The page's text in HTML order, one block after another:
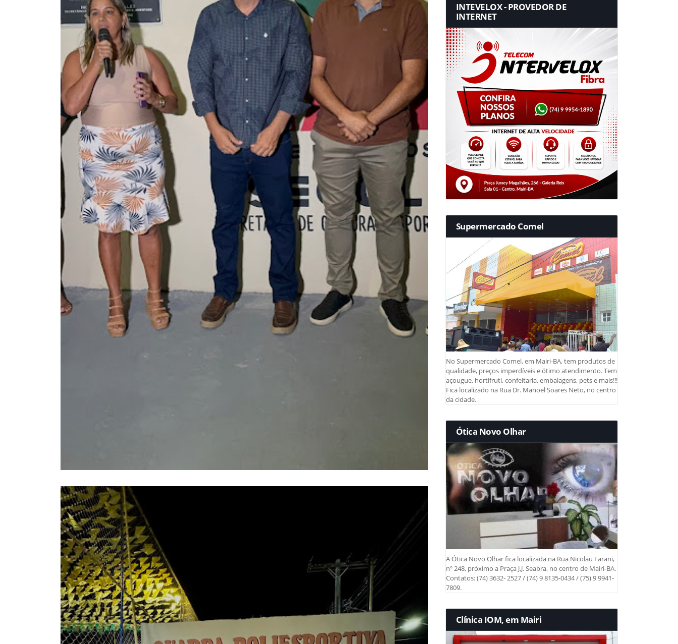
INTEVELOX - PROVEDOR DE
INTERNET
Supermercado Comel
No Supermercado Comel, em Mairi-BA, tem produtos de
qualidade, preços imperdíveis e ótimo atendimento. Tem
açougue, hortifruti, confeitaria, embalagens, pets e mais!!!
Fica localizado na Rua Dr. Manoel Soares Neto, no centro
da cidade.
Ótica Novo Olhar
A Ótica Novo Olhar fica localizada na Rua Nicolau Farani,
nº 248, próximo a Praça J.J. Seabra, no centro de Mairi-BA.
Contatos: (74) 3632- 2527 / (74) 9 8135-0434 / (75) 9 9941-
7809.
Clínica IOM, em Mairi